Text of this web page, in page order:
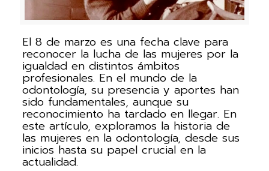
El 8 de marzo es una fecha clave para
reconocer la lucha de las mujeres por la
igualdad en distintos ámbitos
profesionales. En el mundo de la
odontología, su presencia y aportes han
sido fundamentales, aunque su
reconocimiento ha tardado en llegar. En
este artículo, exploramos la historia de
las mujeres en la odontología, desde sus
inicios hasta su papel crucial en la
actualidad.